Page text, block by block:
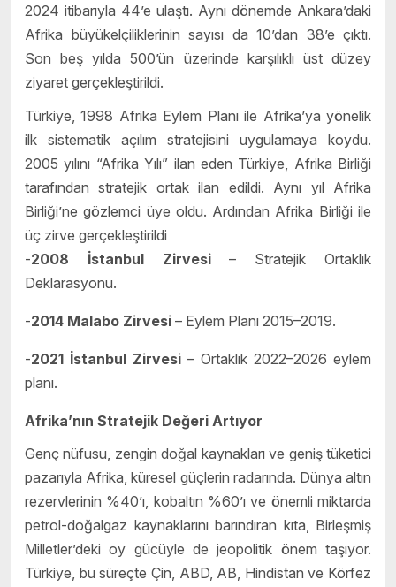
2024 itibarıyla 44’e ulaştı. Aynı dönemde Ankara’daki
Afrika büyükelçiliklerinin sayısı da 10’dan 38’e çıktı.
Son beş yılda 500’ün üzerinde karşılıklı üst düzey
ziyaret gerçekleştirildi.
Türkiye, 1998 Afrika Eylem Planı ile Afrika’ya yönelik
ilk sistematik açılım stratejisini uygulamaya koydu.
2005 yılını “Afrika Yılı” ilan eden Türkiye, Afrika Birliği
tarafından stratejik ortak ilan edildi. Aynı yıl Afrika
Birliği’ne gözlemci üye oldu. Ardından Afrika Birliği ile
üç zirve gerçekleştirildi
-2008 İstanbul Zirvesi– Stratejik Ortaklık
Deklarasyonu.
-2014 Malabo Zirvesi – Eylem Planı 2015–2019.
-2021 İstanbul Zirvesi – Ortaklık 2022–2026 eylem
planı.
Afrika’nın Stratejik Değeri Artıyor
Genç nüfusu, zengin doğal kaynakları ve geniş tüketici
pazarıyla Afrika, küresel güçlerin radarında. Dünya altın
rezervlerinin %40’ı, kobaltın %60’ı ve önemli miktarda
petrol-doğalgaz kaynaklarını barındıran kıta, Birleşmiş
Milletler’deki oy gücüyle de jeopolitik önem taşıyor.
Türkiye, bu süreçte Çin, ABD, AB, Hindistan ve Körfez